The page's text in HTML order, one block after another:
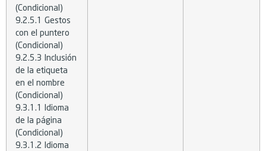
(Condicional)
9.2.5.1 Gestos
con el puntero
(Condicional)
9.2.5.3 Inclusión
de la etiqueta
en el nombre
(Condicional)
9.3.1.1 Idioma
de la página
(Condicional)
9.3.1.2 Idioma